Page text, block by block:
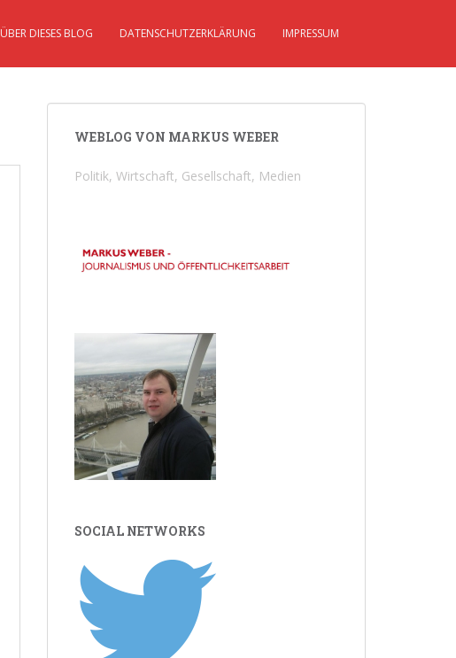
ÜBER DIESES BLOG DATENSCHUTZERKLÄRUNG IMPRESSUM
WEBLOG VON MARKUS WEBER
Politik, Wirtschaft, Gesellschaft, Medien
SOCIAL NETWORKS